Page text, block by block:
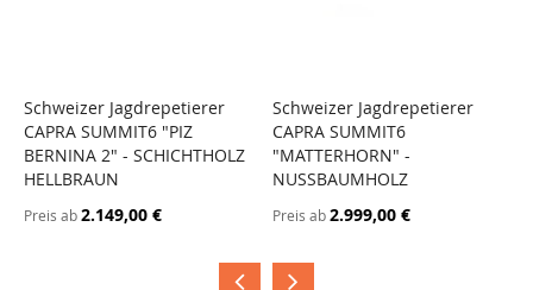
Schweizer Jagdrepetierer
CAPRA SUMMIT6 "PIZ
BERNINA 2" - SCHICHTHOLZ
HELLBRAUN
Preis ab2.149,00 €
Schweizer Jagdrepetierer
CAPRA SUMMIT6
"MATTERHORN" -
NUSSBAUMHOLZ
Preis ab2.999,00 €